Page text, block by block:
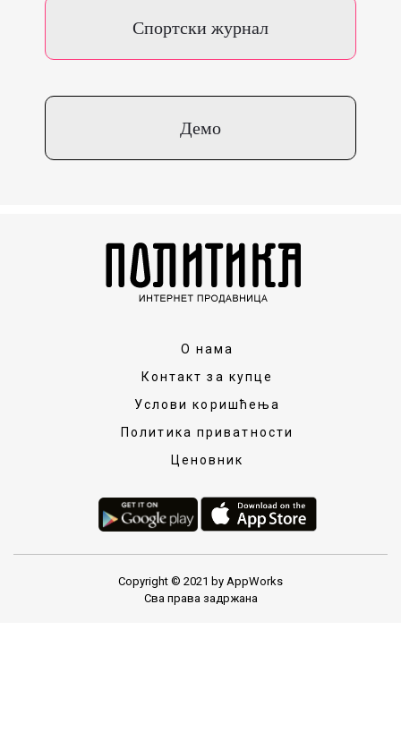
Спортски журнал
Демо
О нама
Контакт за купце
Услови коришћења
Политика приватности
Ценовник
Copyright © 2021 by AppWorks
Сва права задржана